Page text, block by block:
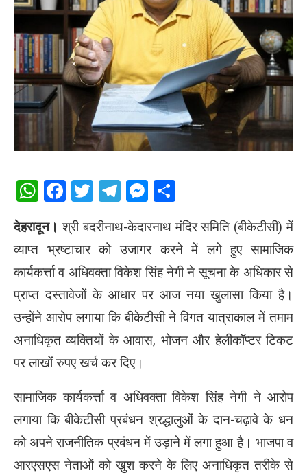
WhatsApp
Facebook
Twitter
Telegram
Messenger
देहरादून। श्री बदरीनाथ-केदारनाथ मंदिर समिति (बीकेटीसी) में
व्याप्त भ्रष्टाचार को उजागर करने में लगे हुए सामाजिक
कार्यकर्त्ता व अधिवक्ता विकेश सिंह नेगी ने सूचना के अधिकार से
प्राप्त दस्तावेजों के आधार पर आज नया खुलासा किया है।
उन्होंने आरोप लगाया कि बीकेटीसी ने विगत यात्राकाल में तमाम
अनाधिकृत व्यक्तियों के आवास, भोजन और हेलीकॉप्टर टिकट
पर लाखों रुपए खर्च कर दिए।
सामाजिक कार्यकर्त्ता व अधिवक्ता विकेश सिंह नेगी ने आरोप
लगाया कि बीकेटीसी प्रबंधन श्रद्धालुओं के दान-चढ़ावे के धन
को अपने राजनीतिक प्रबंधन में उड़ाने में लगा हुआ है। भाजपा व
आरएसएस नेताओं को खुश करने के लिए अनाधिकृत तरीके से